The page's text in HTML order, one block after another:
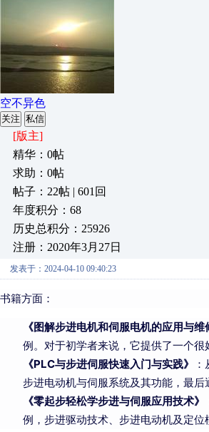
空不异色
关注 私信
[版主]
精华：0帖
求助：0帖
帖子：22帖 | 601回
年度积分：68
历史总积分：25926
注册：2020年3月27日
发表于：2024-04-10 09:40:23
书籍方面：
《图解步进电机和伺服电机的应用与维
例。对于初学者来说，它提供了一个很
《PLC与步进伺服快速入门与实践》
步进电动机与伺服系统及其功能，最后
《零起步轻松学步进与伺服应用技术》
例，步进驱动技术、步进电动机及定位